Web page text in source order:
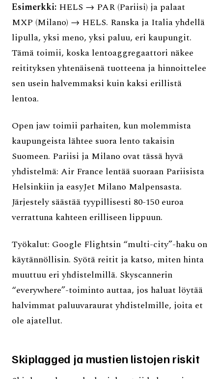
Esimerkki: HELS → PAR (Pariisi) ja palaat
MXP (Milano) → HELS. Ranska ja Italia yhdellä
lipulla, yksi meno, yksi paluu, eri kaupungit.
Tämä toimii, koska lentoaggregaattori näkee
reitityksen yhtenäisenä tuotteena ja hinnoittelee
sen usein halvemmaksi kuin kaksi erillistä
lentoa.
Open jaw toimii parhaiten, kun molemmista
kaupungeista lähtee suora lento takaisin
Suomeen. Pariisi ja Milano ovat tässä hyvä
yhdistelmä: Air France lentää suoraan Pariisista
Helsinkiin ja easyJet Milano Malpensasta.
Järjestely säästää tyypillisesti 80-150 euroa
verrattuna kahteen erilliseen lippuun.
Työkalut: Google Flightsin “multi-city”-haku on
käytännöllisin. Syötä reitit ja katso, miten hinta
muuttuu eri yhdistelmillä. Skyscannerin
“everywhere”-toiminto auttaa, jos haluat löytää
halvimmat paluuvaraurat yhdistelmille, joita et
ole ajatellut.
Skiplagged ja mustien listojen riskit